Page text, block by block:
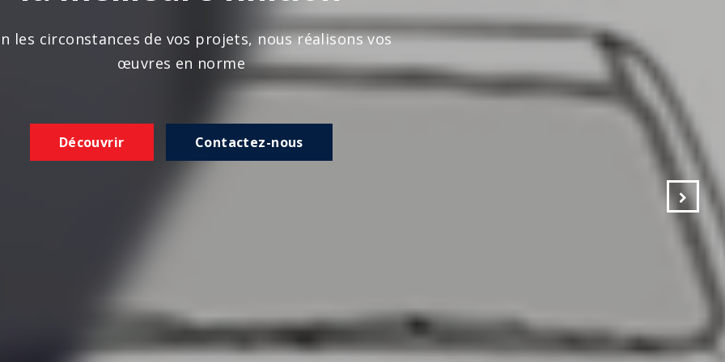
les circonstances de vos projets, nous réalisons vos
œuvres en norme
Découvrir Contactez-nous